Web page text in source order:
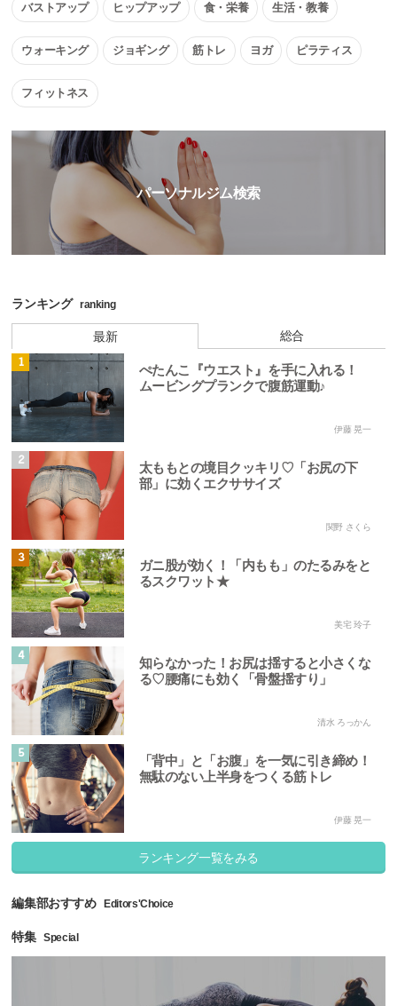
バストアップ ヒップアップ 食・栄養 生活・教養
ウォーキング ジョギング 筋トレ ヨガ ピラティス
フィットネス
パーソナルジム検索
ランキング ranking
最新 総合
1
ぺたんこ『ウエスト』を手に入れる！
ムービングプランクで腹筋運動♪
伊藤 晃一
2
太ももとの境目クッキリ♡「お尻の下
部」に効くエクササイズ
関野 さくら
3
ガニ股が効く！「内もも」のたるみをと
るスクワット★
美宅 玲子
4
知らなかった！お尻は揺すると小さくな
る♡腰痛にも効く「骨盤揺すり」
清水 ろっかん
5
「背中」と「お腹」を一気に引き締め！
無駄のない上半身をつくる筋トレ
伊藤 晃一
ランキング一覧をみる
編集部おすすめ Editors'Choice
特集 Special